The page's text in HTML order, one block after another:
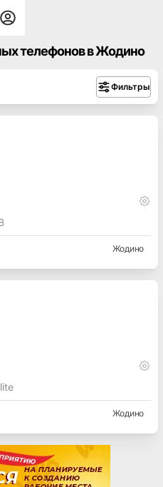
телефонов в Жодино
Фильтры
Жодино
Жодино